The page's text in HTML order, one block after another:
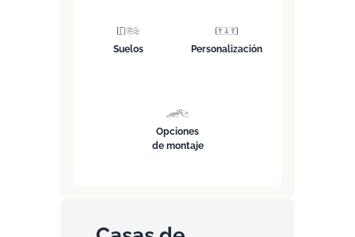
Suelos Personalización
Opciones
de montaje